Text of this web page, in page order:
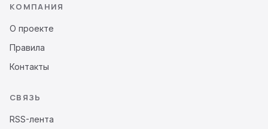
КОМПАНИЯ
О проекте
Правила
Контакты
СВЯЗЬ
RSS-лента